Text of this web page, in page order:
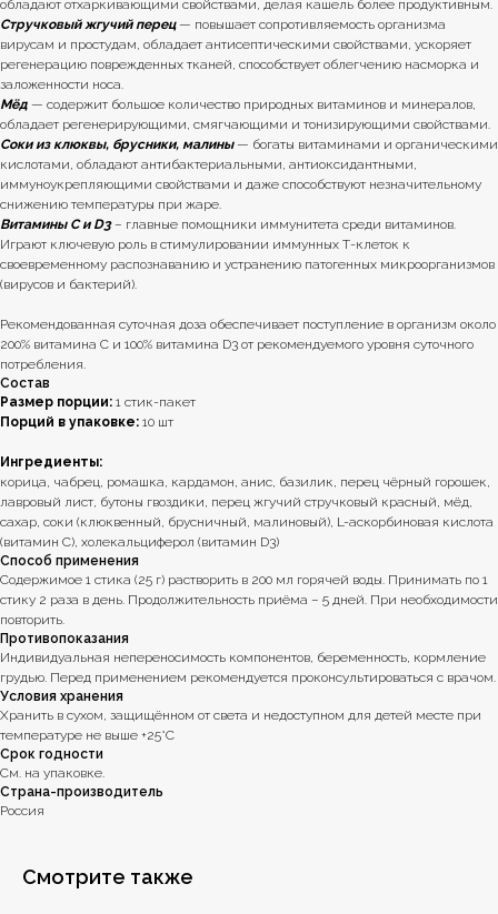
обладают отхаркивающими свойствами, делая кашель более продуктивным.
Стручковый жгучий перец— повышает сопротивляемость организма
вирусам и простудам, обладает антисептическими свойствами, ускоряет
регенерацию поврежденных тканей, способствует облегчению насморка и
заложенности носа.
Мёд — содержит большое количество природных витаминов и минералов,
обладает регенерирующими, смягчающими и тонизирующими свойствами.
Соки из клюквы, брусники, малины— богаты витаминами и органическими
кислотами, обладают антибактериальными, антиоксидантными,
иммуноукрепляющими свойствами и даже способствуют незначительному
снижению температуры при жаре.
Витамины С и D3– главные помощники иммунитета среди витаминов.
Играют ключевую роль в стимулировании иммунных Т-клеток к
своевременному распознаванию и устранению патогенных микроорганизмов
(вирусов и бактерий).
Рекомендованная суточная доза обеспечивает поступление в организм около
200% витамина С и 100% витамина D3 от рекомендуемого уровня суточного
потребления.
Состав
Размер порции: 1 стик-пакет
Порций в упаковке: 10 шт
Ингредиенты:
корица, чабрец, ромашка, кардамон, анис, базилик, перец чёрный горошек,
лавровый лист, бутоны гвоздики, перец жгучий стручковый красный, мёд,
сахар, соки (клюквенный, брусничный, малиновый), L-аскорбиновая кислота
(витамин С), холекальциферол (витамин D3)
Способ применения
Содержимое 1 стика (25 г) растворить в 200 мл горячей воды. Принимать по 1
стику 2 раза в день. Продолжительность приёма – 5 дней. При необходимости
повторить.
Противопоказания
Индивидуальная непереносимость компонентов, беременность, кормление
грудью. Перед применением рекомендуется проконсультироваться с врачом.
Условия хранения
Хранить в сухом, защищённом от света и недоступном для детей месте при
температуре не выше +25°С
Срок годности
См. на упаковке.
Страна-производитель
Россия
Смотрите также